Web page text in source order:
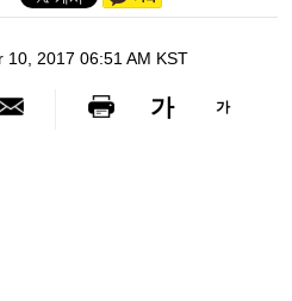
10, 2017 06:51 AM KST
가 가